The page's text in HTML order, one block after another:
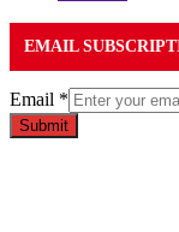
EMAIL
Email *
Submit